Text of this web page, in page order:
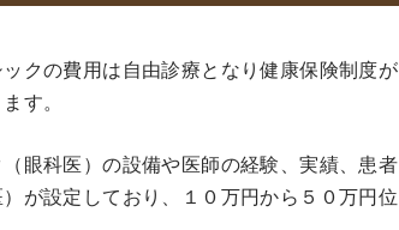
クの費用は自由診療となり健康保険制度が
す。
眼科医）の設備や医師の経験、実績、患者
が設定しており、１０万円から５０万円位